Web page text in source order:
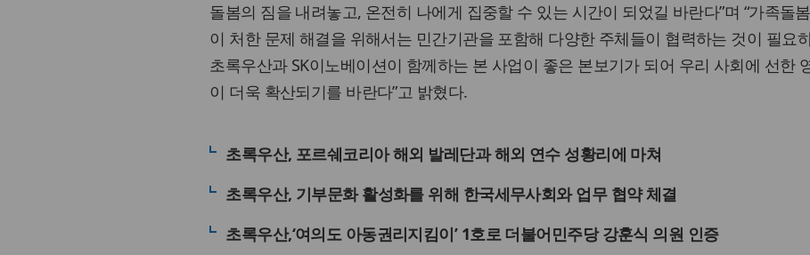
돌봄의 짐을 내려놓고, 온전히 나에게 집중할 수 있는 시간이 되었길 바란다”며 “가족돌
이 처한 문제 해결을 위해서는 민간기관을 포함해 다양한 주체들이 협력하는 것이 필요
초록우산과 SK이노베이션이 함께하는 본 사업이 좋은 본보기가 되어 우리 사회에 선한
이 더욱 확산되기를 바란다”고 밝혔다.
초록우산, 포르쉐코리아 해외 발레단과 해외 연수 성황리에 마쳐
초록우산, 기부문화 활성화를 위해 한국세무사회와 업무 협약 체결
초록우산,‘여의도 아동권리지킴이’ 1호로 더불어민주당 강훈식 의원 인증